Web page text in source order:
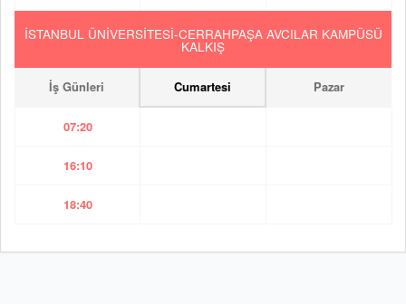
İSTANBUL ÜNİVERSİTESİ-CERRAHPAŞA AVCILAR KAMPÜSÜ
KALKIŞ
İş Günleri Cumartesi Pazar
07:20
16:10
18:40